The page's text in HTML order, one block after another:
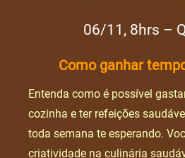
06/11, 8hrs –
Como ganhar
Entenda como é possível
cozinha e ter refeições
toda semana te esperando.
criatividade na culinária